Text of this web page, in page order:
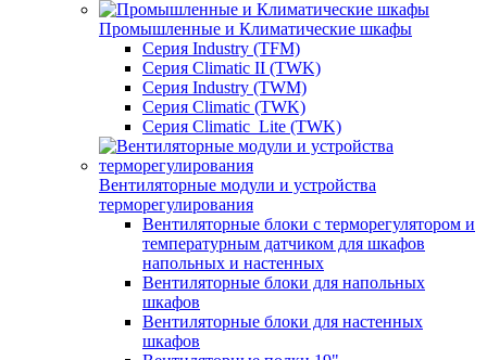
Промышленные и Климатические шкафы
Серия Industry (TFM)
Серия Climatic II (TWK)
Серия Industry (TWM)
Серия Climatic (TWK)
Серия Climatic_Lite (TWK)
Вентиляторные модули и устройства
терморегулирования
Вентиляторные блоки с терморегулятором и
температурным датчиком для шкафов
напольных и настенных
Вентиляторные блоки для напольных
шкафов
Вентиляторные блоки для настенных
шкафов